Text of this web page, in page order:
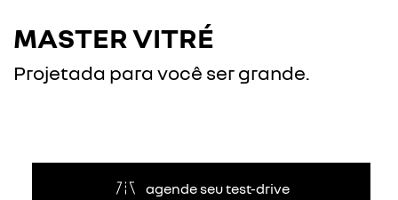
MASTER VITRÉ
Projetada para você ser grande.
agende seu test-drive